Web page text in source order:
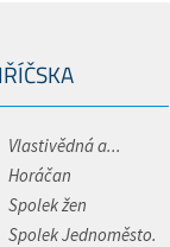
Vlastivědná a...
Horáčan
Spolek žen
Spolek Jednoměsto.